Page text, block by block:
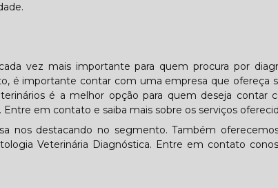
vez mais importante para quem procura por
é importante contar com uma empresa que ofereça
é a melhor opção para quem deseja contar
em contato e saiba mais sobre os serviços
nos destacando no segmento. Também
Veterinária Diagnóstica. Entre em contato